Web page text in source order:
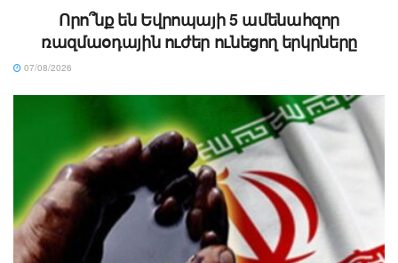
Որո՞նք են Եվրոպայի 5 ամենահզոր
ռազմաօդային ուժեր ունեցող երկրները
07/08/2026